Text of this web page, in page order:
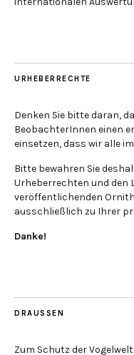
URHEBERRECHTE
Denken Sie bitte daran,
BeobachterInnen einen
einsetzen, dass wir alle
Bitte bewahren Sie
Urheberrechten und den
veröffentlichenden
ausschließlich zu Ihrer
Danke!
DRAUSSEN
Zum Schutz der